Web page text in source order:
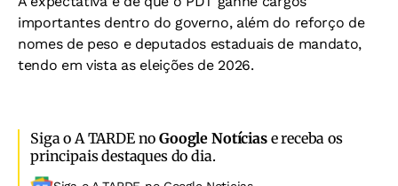
importantes dentro do governo, além do reforço de
nomes de peso e deputados estaduais de mandato,
tendo em vista as eleições de 2026.
Siga o A TARDE noGoogle Notíciase receba os
principais destaques do dia.